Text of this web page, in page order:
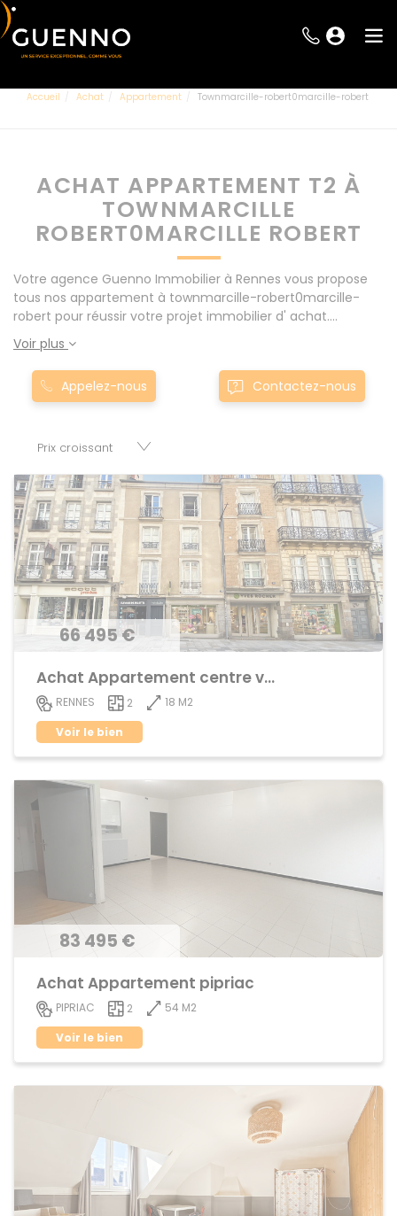
Accueil Achat Appartement Townmarcille-robert0marcille-robert
ACHAT APPARTEMENT T2 À
TOWNMARCILLE
ROBERT0MARCILLE ROBERT
Votre agence Guenno Immobilier à Rennes vous propose
tous nos appartement à townmarcille-robert0marcille-
robert pour réussir votre projet immobilier d' achat.
Consultez l'ensemble de nos offres à Rennes mais
également aux alentours : Le Rheu, Pacé, Montgermont...
Nos appartement T2 à townmarcille-robert0marcille-
robert sont proposés au meilleur prix du marché pour
cessions de baux, fonds de commerces, appartements,
Voir plus
Appelez-nous Contactez-nous
66 495 €
Achat Appartement centre ville
RENNES 2
18 M2
Voir le bien
83 495 €
Achat Appartement pipriac
PIPRIAC 2
54 M2
Voir le bien